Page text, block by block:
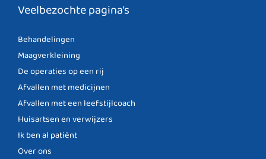
Veelbezochte pagina’s
Behandelingen
Maagverkleining
De operaties op een rij
Afvallen met medicijnen
Afvallen met een leefstijlcoach
Huisartsen en verwijzers
Ik ben al patiënt
Over ons